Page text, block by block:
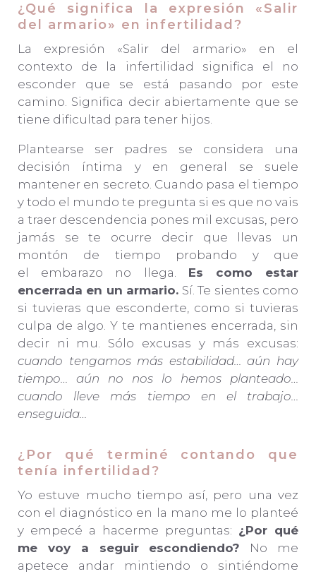
¿Qué significa la expresión «Salir
del armario» en infertilidad?
La expresión «Salir del armario» en el
contexto de la infertilidad significa el no
esconder que se está pasando por este
camino. Significa decir abiertamente que se
tiene dificultad para tener hijos.
Plantearse ser padres se considera una
decisión íntima y en general se suele
mantener en secreto. Cuando pasa el tiempo
y todo el mundo te pregunta si es que no vais
a traer descendencia pones mil excusas, pero
jamás se te ocurre decir que llevas un
montón de tiempo probando y que
el embarazo no llega. Es como estar
encerrada en un armario. Sí. Te sientes como
si tuvieras que esconderte, como si tuvieras
culpa de algo. Y te mantienes encerrada, sin
decir ni mu. Sólo excusas y más excusas:
cuando tengamos más estabilidad… aún hay
tiempo… aún no nos lo hemos planteado…
cuando lleve más tiempo en el trabajo…
enseguida…
¿Por qué terminé contando que
tenía infertilidad?
Yo estuve mucho tiempo así, pero una vez
con el diagnóstico en la mano me lo planteé
y empecé a hacerme preguntas: ¿Por qué
me voy a seguir escondiendo? No me
apetece andar mintiendo o sintiéndome